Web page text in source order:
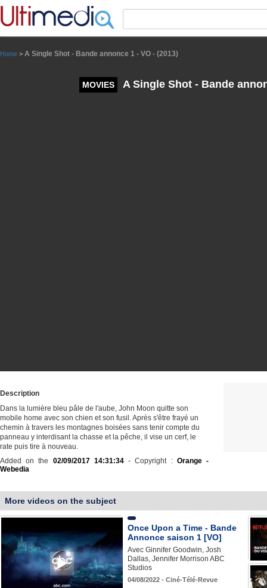
Home > A Single Shot - Bande annonce 1 - VO - (2013)
MOVIES A Single Shot - Bande
Description
Dans la lumière bleu pâle de l'aube, John Moon quitte son
mobile home avec son chien et son fusil. Après s'être frayé un
chemin à travers les montagnes boisées sans tenir compte du
panneau y interdisant la chasse et la pêche, il vise un cerf, le
rate puis tire à nouveau.
Added on the 02/09/2017 14:31:34- Copyright : Orange -
Webedia
More videos on the subject
Once Upon a Time - Bande
Annonce saison 1 [VO]
Avec Ginnifer Goodwin, Josh
Dallas, Jennifer Morrison ABC
Studios
04/08/2022 - Ciné-Télé-Revue
Panneau de gestion des cookies